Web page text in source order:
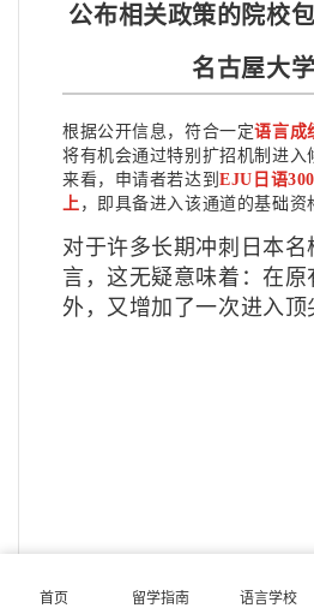
公布相关政策的院校
名古屋大学
根据公开信息，符合一定语言成
将有机会通过特别扩招机制进入
来看，申请者若达到EJU日语
上 ，即具备进入该通道的基础资
对于许多长期冲刺日本名
言，这无疑意味着：在原
外，又增加了一次进入顶
首页 留学指南 语言学校